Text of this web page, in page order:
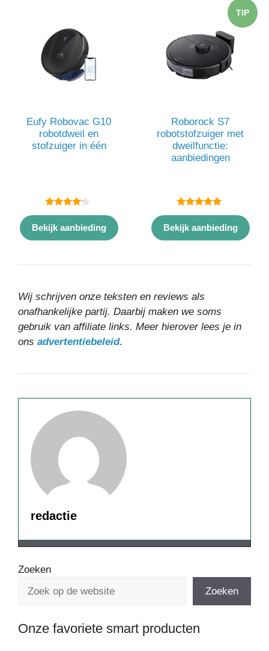
Eufy Robovac G10
robotdweil en
stofzuiger in één
4.00
van 5
Bekijk aanbieding
TIP
Roborock S7
robotstofzuiger met
dweilfunctie:
aanbiedingen
5.00
van 5
Bekijk aanbieding
Wij schrijven onze teksten en reviews als
onafhankelijke partij. Daarbij maken we soms
gebruik van affiliate links. Meer hierover lees je in
ons advertentiebeleid.
redactie
Zoeken
Zoeken
Onze favoriete smart producten